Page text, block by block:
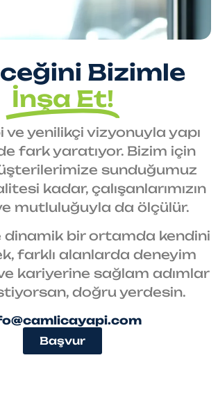
Bizimle
İnşa Et!
ve yenilikçi vizyonuyla yapı
fark yaratıyor. Bizim için
sunduğumuz
kadar, çalışanlarımızın
mutluluğuyla da ölçülür.
dinamik bir ortamda kendini
farklı alanlarda deneyim
kariyerine sağlam adımlar
doğru yerdesin.
Başvur